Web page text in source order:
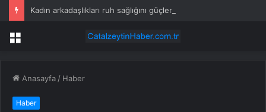
Kadın arkadaşlıkları ruh sağlığını güçlendiriyor
Menü
Anasayfa / Haber
Haber